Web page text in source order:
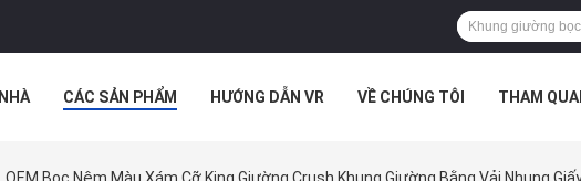
NHÀ CÁC SẢN PHẨM HƯỚNG DẪN VR VỀ CHÚNG TÔI THAM